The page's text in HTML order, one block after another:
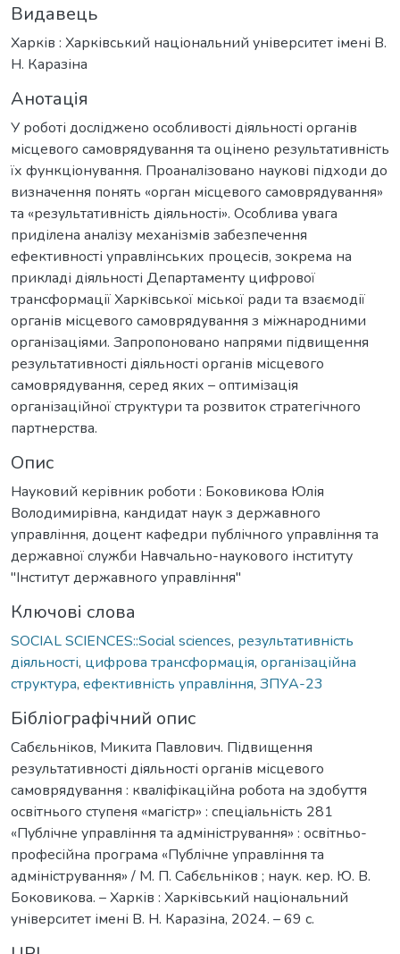
Видавець
Харків : Харківський національний університет імені В.
Н. Каразіна
Анотація
У роботі досліджено особливості діяльності органів
місцевого самоврядування та оцінено результативність
їх функціонування. Проаналізовано наукові підходи до
визначення понять «орган місцевого самоврядування»
та «результативність діяльності». Особлива увага
приділена аналізу механізмів забезпечення
ефективності управлінських процесів, зокрема на
прикладі діяльності Департаменту цифрової
трансформації Харківської міської ради та взаємодії
органів місцевого самоврядування з міжнародними
організаціями. Запропоновано напрями підвищення
результативності діяльності органів місцевого
самоврядування, серед яких – оптимізація
організаційної структури та розвиток стратегічного
партнерства.
Опис
Науковий керівник роботи : Боковикова Юлія
Володимирівна, кандидат наук з державного
управління, доцент кафедри публічного управління та
державної служби Навчально-наукового інституту
"Інститут державного управління"
Ключові слова
SOCIAL SCIENCES::Social sciences, результативність
діяльності, цифрова трансформація, організаційна
структура, ефективність управління, ЗПУА-23
Бібліографічний опис
Сабєльніков, Микита Павлович. Підвищення
результативності діяльності органів місцевого
самоврядування : кваліфікаційна робота на здобуття
освітнього ступеня «магістр» : спеціальність 281
«Публічне управління та адміністрування» : освітньо-
професійна програма «Публічне управління та
адміністрування» / М. П. Сабєльніков ; наук. кер. Ю. В.
Боковикова. – Харків : Харківський національний
університет імені В. Н. Каразіна, 2024. – 69 с.